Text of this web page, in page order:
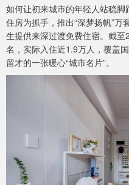
如何让初来城市的年轻人站稳
住房为抓手，推出“深梦扬帆”
生提供来深过渡免费住宿。截
名，实际入住近1.9万人，覆盖
留才的一张暖心“城市名片”。